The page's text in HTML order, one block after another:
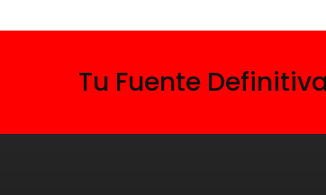
Tu Fuente